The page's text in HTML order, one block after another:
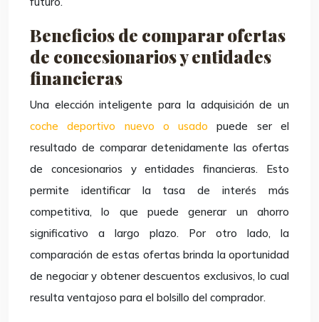
Beneficios de comparar ofertas
de concesionarios y entidades
financieras
Una elección inteligente para la adquisición de un
coche deportivo nuevo o usado puede ser el
resultado de comparar detenidamente las ofertas
de concesionarios y entidades financieras. Esto
permite identificar la tasa de interés más
competitiva, lo que puede generar un ahorro
significativo a largo plazo. Por otro lado, la
comparación de estas ofertas brinda la oportunidad
de negociar y obtener descuentos exclusivos, lo cual
resulta ventajoso para el bolsillo del comprador.